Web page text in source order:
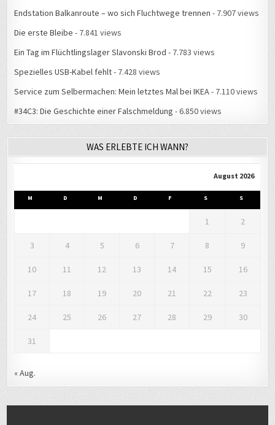
Endstation Balkanroute – wo sich Fluchtwege trennen - 7.907 views
Die erste Bleibe - 7.841 views
Ein Tag im Flüchtlingslager Slavonski Brod - 7.783 views
Spezielles USB-Kabel fehlt- 7.428 views
Service zum Selbermachen: Mein letztes Mal bei IKEA- 7.110 views
#34C3: Die Geschichte einer Falschmeldung - 6.850 views
WAS ERLEBTE ICH WANN?
August 2026
M D M D F S S
1 2
3 4 5 6 7 8 9
10 11 12 13 14 15 16
17 18 19 20 21 22 23
24 25 26 27 28 29 30
31
« Aug.